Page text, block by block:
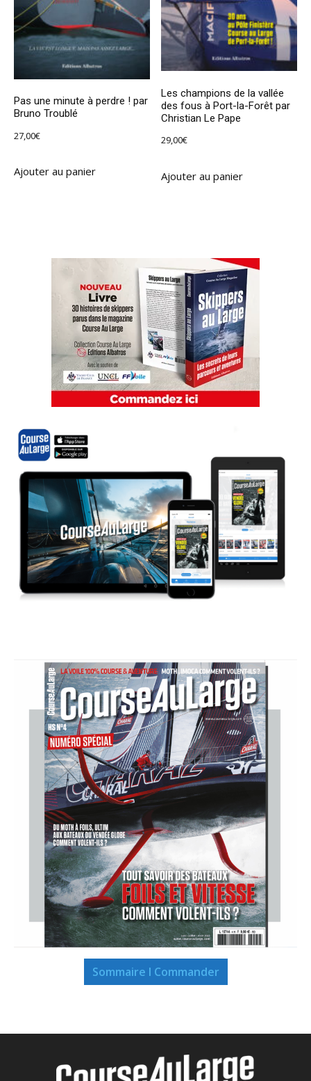
Pas une minute à perdre ! par
Bruno Troublé
27,00€
Ajouter au panier
Les champions de la vallée
des fous à Port-la-Forêt par
Christian Le Pape
29,00€
Ajouter au panier
Sommaire I Commander